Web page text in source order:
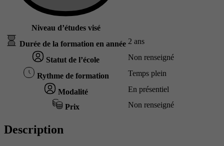
Niveau d’études visé
Durée de la formation en année 2 ans
Statut de l’école Non renseigné
Rythme de formation Temps plein
Modalité En présentiel
Prix Non renseigné
Description